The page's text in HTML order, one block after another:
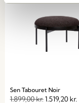
Sen Tabouret Noir
1.899,00kr.1.519,20 kr.